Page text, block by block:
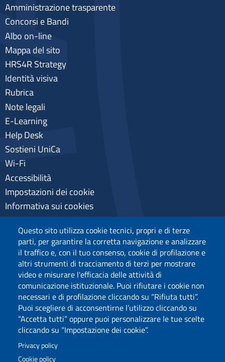
Questo sito utilizza cookie tecnici, propri e di terze
parti, per garantire la corretta navigazione e analizzare
il traffico e, con il tuo consenso, cookie di profilazione e
altri strumenti di tracciamento di terzi per mostrare
video e misurare l'efficacia delle attività di
comunicazione istituzionale. Puoi rifiutare i cookie non
necessari e di profilazione cliccando su “Rifiuta tutti”.
Puoi scegliere di acconsentirne l’utilizzo cliccando su
“Accetta tutti” oppure puoi personalizzare le tue scelte
cliccando su “Impostazione dei cookie”.
Privacy policy
Cookie policy
Amministrazione trasparente
Concorsi e Bandi
Albo on-line
Mappa del sito
HRS4R Strategy
Identità visiva
Rubrica
Note legali
E-Learning
Help Desk
Sostieni UniCa
Wi-Fi
Accessibilità
Impostazioni dei cookie
Informativa sui cookies
Pagamenti pagoPA
Privacy